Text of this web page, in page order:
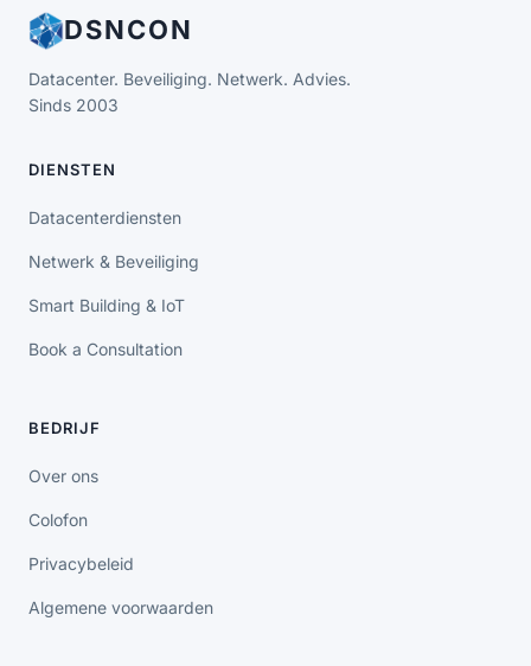
DSNCON
Datacenter. Beveiliging. Netwerk. Advies.
Sinds 2003
DIENSTEN
Datacenterdiensten
Netwerk & Beveiliging
Smart Building & IoT
Book a Consultation
BEDRIJF
Over ons
Colofon
Privacybeleid
Algemene voorwaarden